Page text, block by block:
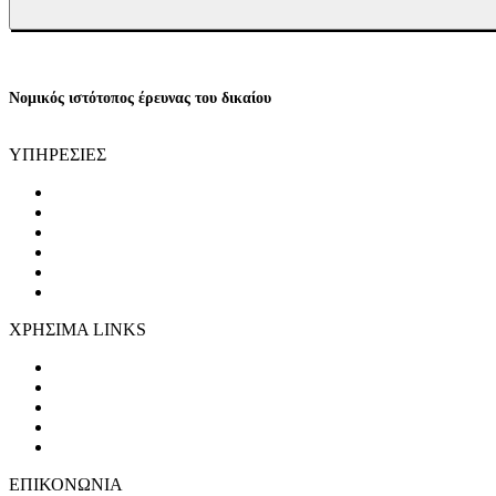
Νομικός ιστότοπος έρευνας του δικαίου
ΥΠΗΡΕΣΙΕΣ
ΧΡΗΣΙΜΑ LINKS
ΕΠΙΚΟΝΩΝΙΑ